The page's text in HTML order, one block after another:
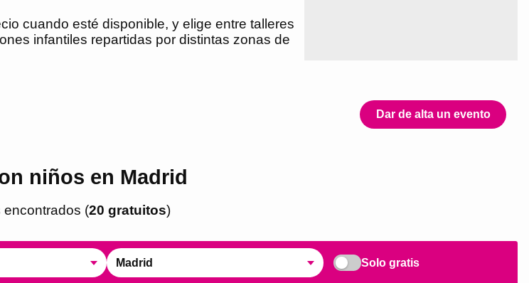
cuando esté disponible, y elige entre talleres
infantiles repartidas por distintas zonas de
Dar de alta un evento
niños en Madrid
encontrados (20 gratuitos)
Madrid Solo gratis